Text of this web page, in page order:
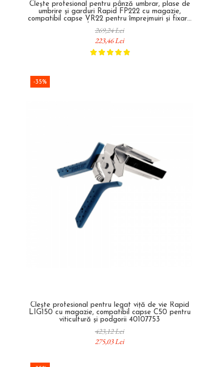
Clește profesional pentru pânză umbrar, plase de
umbrire și garduri Rapid FP222 cu magazie,
compatibil capse VR22 pentru împrejmuiri și fixare
plasă 23468100
269,24 Lei
223,46 Lei
-35%
Clește profesional pentru legat viță de vie Rapid
LIG150 cu magazie, compatibil capse C50 pentru
viticultură și podgorii 40107753
423,12 Lei
275,03 Lei